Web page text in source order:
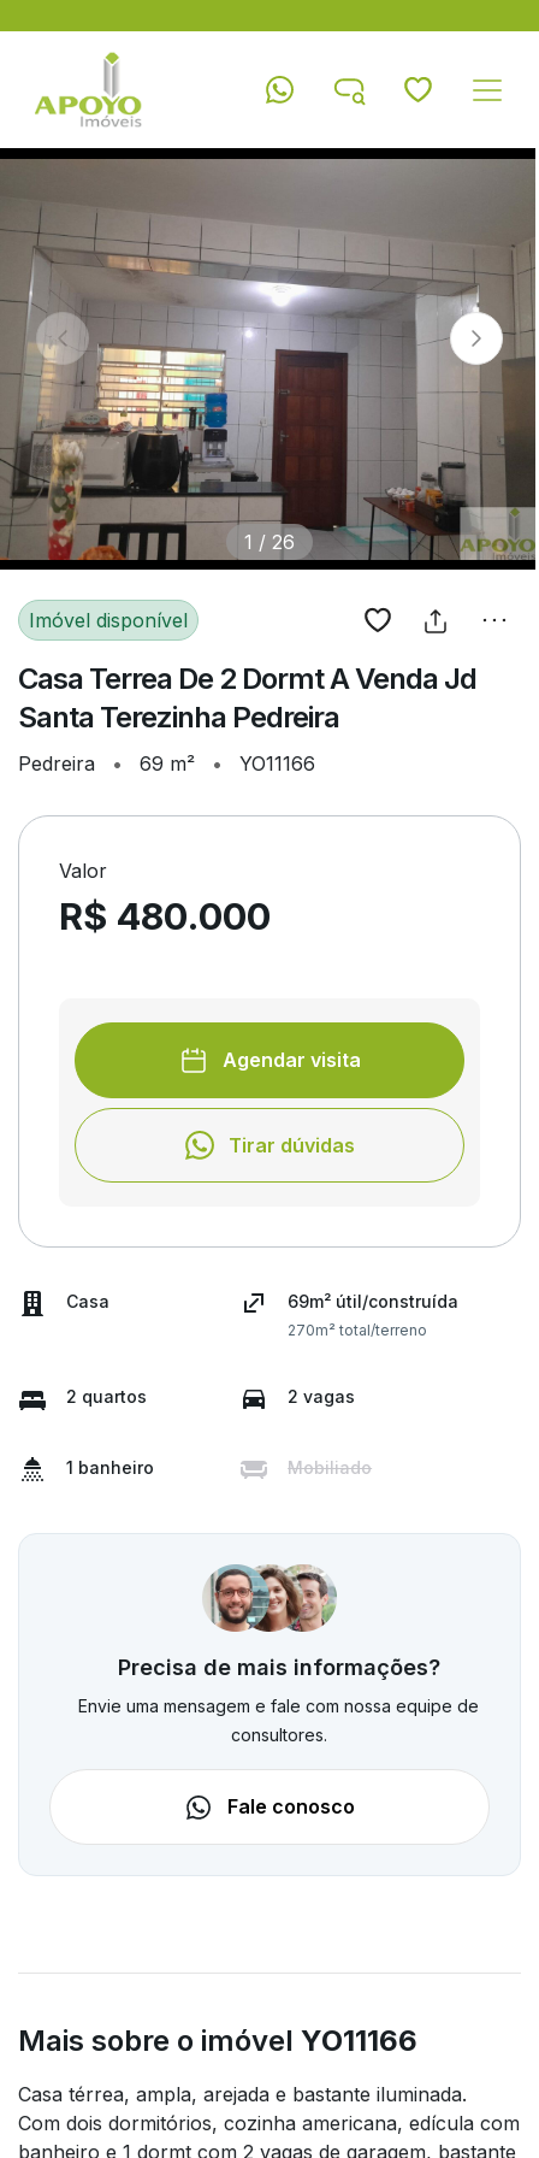
1 / 26
Imóvel disponível
Casa Terrea De 2 Dormt A Venda Jd
Santa Terezinha Pedreira
Pedreira • 69 m² • YO11166
Valor
R$ 480.000
Agendar visita
Tirar dúvidas
Casa 69m² útil/construída
270m² total/terreno
2 quartos 2 vagas
1 banheiro Mobiliado
Precisa de mais informações?
Envie uma mensagem e fale com nossa equipe de
consultores.
Fale conosco
Mais sobre o imóvel YO11166
Casa térrea, ampla, arejada e bastante iluminada.
Com dois dormitórios, cozinha americana, edícula com
banheiro e 1 dormt com 2 vagas de garagem, bastante